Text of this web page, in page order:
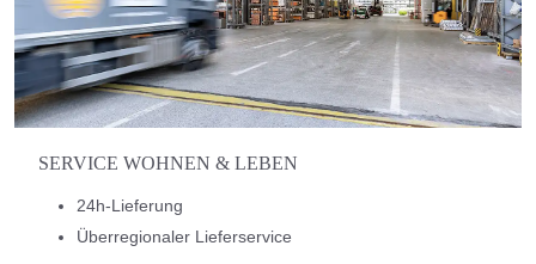
SERVICE WOHNEN & LEBEN
24h-Lieferung
Überregionaler Lieferservice